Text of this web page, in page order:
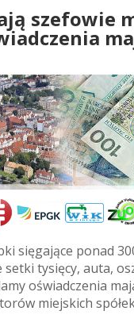
szefowie
sięgające ponad
tysięcy, auta,
oświadczenia
miejskich